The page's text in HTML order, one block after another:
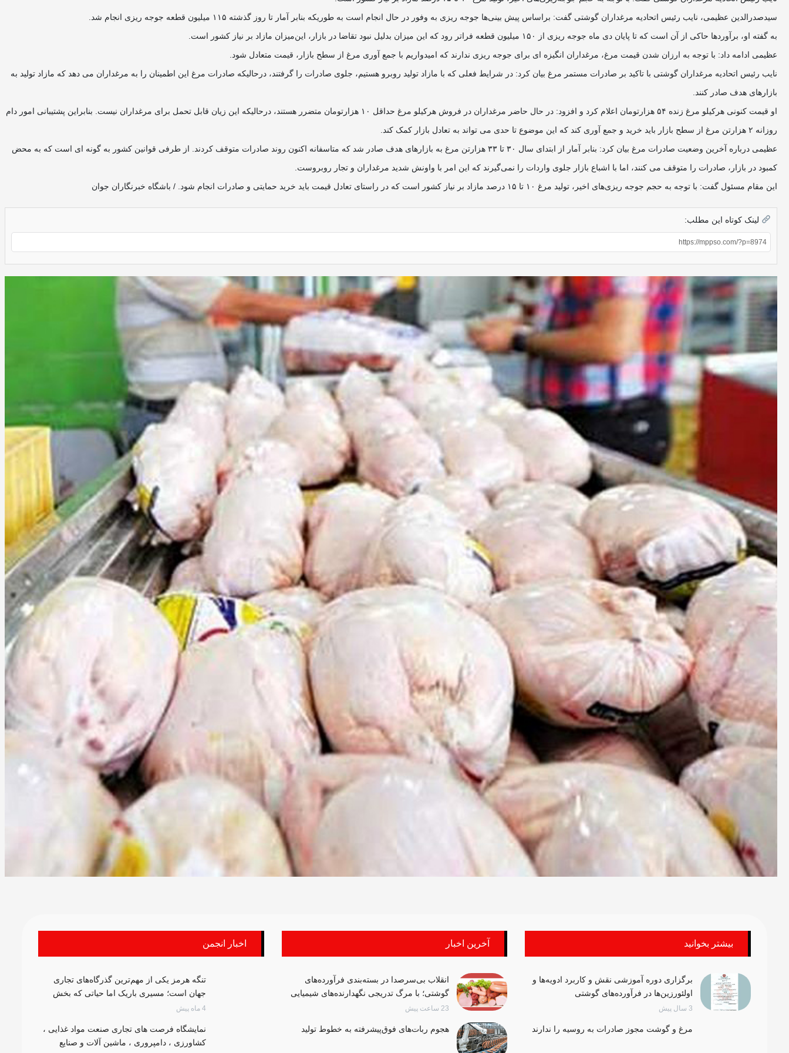
سیدصدرالدین عظیمی، نایب رئیس اتحادیه مرغداران گوشتی گفت: براساس پیش بینی‌ها جوجه ریزی به وفور در حال انجام است به طوریکه بنابر آمار تا روز گذشته ۱۱۵ میلیون قطعه جوجه ریزی انجام شد.
به گفته او، برآوردها حاکی از آن است که تا پایان دی ماه جوجه ریزی از ۱۵۰ میلیون قطعه فراتر رود که این میزان بدلیل نبود تقاضا در بازار، این‌میزان مازاد بر نیاز کشور است.
عظیمی ادامه داد: با توجه به ارزان شدن قیمت مرغ، مرغداران انگیزه ای برای جوجه ریزی ندارند که امیدواریم با جمع آوری مرغ از سطح بازار، قیمت متعادل شود.
نایب رئیس اتحادیه مرغداران گوشتی با تاکید بر صادرات مستمر مرغ بیان کرد: در شرایط فعلی که با مازاد تولید روبرو هستیم، جلوی صادرات را گرفتند، درحالیکه صادرات مرغ این اطمینان را به مرغداران می دهد که مازاد تولید به
بازارهای هدف صادر کنند.
او قیمت کنونی هرکیلو مرغ زنده ۵۴ هزارتومان اعلام کرد و افزود: در حال حاضر مرغداران در فروش هرکیلو مرغ حداقل ۱۰ هزارتومان متضرر هستند، درحالیکه این زیان قابل تحمل برای مرغداران نیست. بنابراین پشتیبانی امور دام
روزانه ۲ هزارتن مرغ از سطح بازار باید خرید و جمع آوری کند که این موضوع تا حدی می تواند به تعادل بازار کمک کند.
عظیمی درباره آخرین وضعیت صادرات مرغ بیان کرد: بنابر آمار از ابتدای سال ۳۰ تا ۳۳ هزارتن مرغ به بازارهای هدف صادر شد که متاسفانه اکنون روند صادرات متوقف کردند. از طرفی قوانین کشور به گونه ای است که به محض
کمبود در بازار، صادرات را متوقف می کنند، اما با اشباع بازار جلوی واردات را نمی‌گیرند که این امر با واونش شدید مرغداران و تجار روبروست.
این مقام مسئول گفت: با توجه به حجم جوجه ریزی‌های اخیر، تولید مرغ ۱۰ تا ۱۵ درصد مازاد بر نیاز کشور است که در راستای تعادل قیمت باید خرید حمایتی و صادرات انجام شود. / باشگاه خبرنگاران جوان
لینک کوتاه این مطلب:
بیشتر بخوانید
برگزاری دوره آموزشی نقش و کاربرد ادویه‌ها و
اولئورزین‌ها در فرآورده‌های گوشتی
3 سال پیش
مرغ و گوشت مجوز صادرات به روسیه را ندارند
آخرین اخبار
انقلاب بی‌سرصدا در بسته‌بندی فرآورده‌های
گوشتی؛ با مرگ تدریجی نگهدارنده‌های شیمیایی
23 ساعت پیش
هجوم ربات‌های فوق‌پیشرفته به خطوط تولید
اخبار انجمن
تنگه هرمز یکی از مهم‌ترین گذرگاه‌های تجاری
جهان است؛ مسیری باریک اما حیاتی که بخش
بزرگی از تجارت انرژی و کالاهای استراتژیک از
صنایع فرآورده‌های گوشتی ایران و بر اساس
داده‌های تجارت جهانی، حدود یک‌چهارم تجارت
4 ماه پیش
نمایشگاه فرصت های تجاری صنعت مواد غذایی ،
کشاورزی ، دامپروری ، ماشین آلات و صنایع